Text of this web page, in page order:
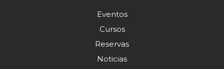
Eventos
Cursos
Reservas
Noticias